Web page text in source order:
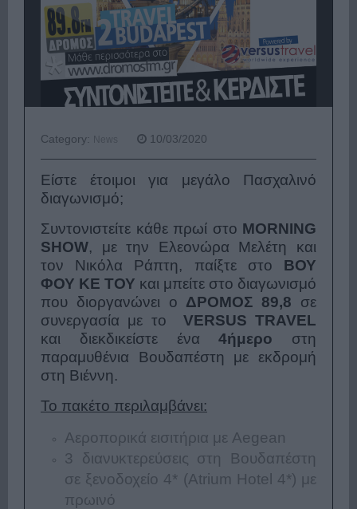
Category: News 10/03/2020
Είστε έτοιμοι για μεγάλο Πασχαλινό
διαγωνισμό;
Συντονιστείτε κάθε πρωί στο MORNING
SHOW, με την Ελεονώρα Μελέτη και
τον Νικόλα Ράπτη, παίξτε στο ΒΟΥ
ΦΟΥ ΚΕ ΤΟΥ και μπείτε στο διαγωνισμό
που διοργανώνει ο ΔΡΟΜΟΣ 89,8 σε
συνεργασία με το VERSUS TRAVEL
και διεκδικείστε ένα4ήμερο στη
παραμυθένια Βουδαπέστη με εκδρομή
στη Βιέννη.
Το πακέτο περιλαμβάνει:
Αεροπορικά εισιτήρια με Aegean
3 διανυκτερεύσεις στη Βουδαπέστη
σε ξενοδοχείο 4* (Atrium Hotel 4*) με
πρωινό